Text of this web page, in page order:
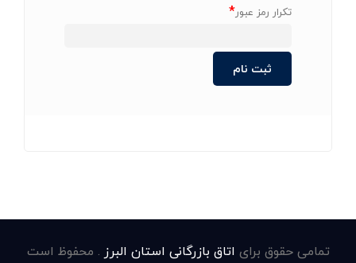
تکرار رمز عبور*
تمامی حقوق برای اتاق بازرگانی استان البرز . محفوظ است